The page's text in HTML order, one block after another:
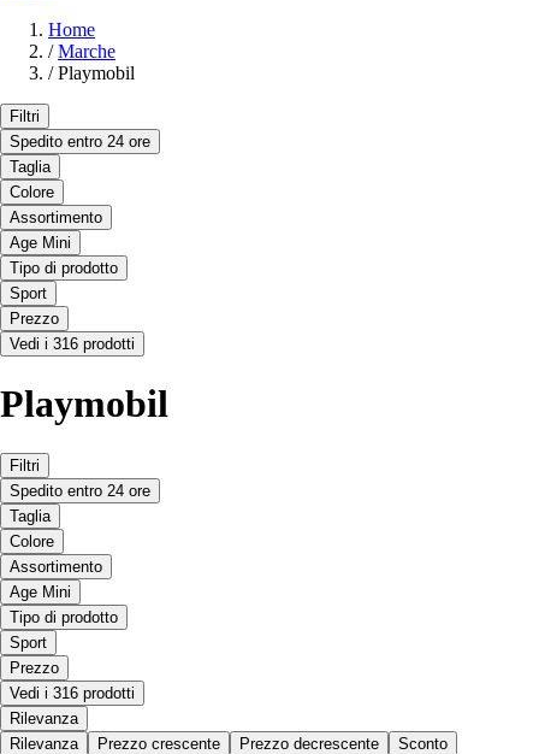
Home
/ Marche
/ Playmobil
Filtri
Spedito entro 24 ore
Taglia
Colore
Assortimento
Age Mini
Tipo di prodotto
Sport
Prezzo
Vedi i 316 prodotti
Playmobil
Filtri
Spedito entro 24 ore
Taglia
Colore
Assortimento
Age Mini
Tipo di prodotto
Sport
Prezzo
Vedi i 316 prodotti
Rilevanza
Rilevanza
Prezzo crescente Prezzo decrescente Sconto